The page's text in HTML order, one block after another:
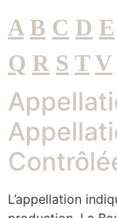
A B C D E
Q R S T V
L’appellation